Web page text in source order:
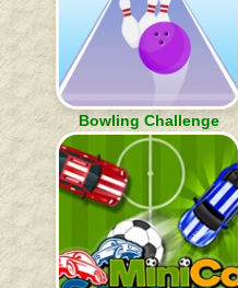
Bowling Challenge